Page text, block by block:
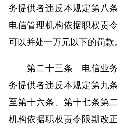
务提供者违反本规定第八
电信管理机构依据职权责
可以并处一万元以下的罚款。
第二十三条 电信业务
务提供者违反本规定第九
至第十六条、第十七条第
机构依据职权责令限期改